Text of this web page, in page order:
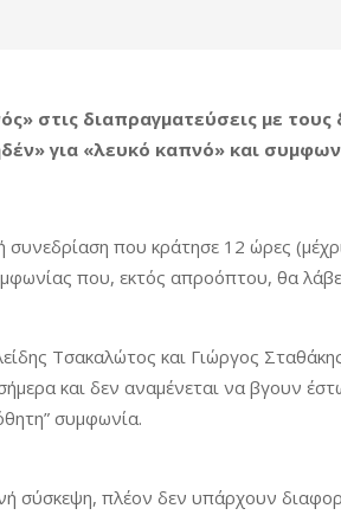
στις διαπραγματεύσεις με
για «λευκό καπνό» και
που κράτησε 12 ώρες
που, εκτός απροόπτου, θα
Τσακαλώτος και Γιώργος
και δεν αναμένεται να βγουν
συμφωνία.
σύσκεψη, πλέον δεν υπάρχουν